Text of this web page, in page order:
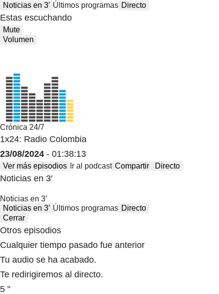
Noticias en 3′ Últimos programas Directo
Estas escuchando
Mute
Volumen
Crónica 24/7
1x24: Radio Colombia
23/08/2024 - 01:38:13
Ver más episodios Ir al podcast Compartir Directo
Noticias en 3′
Noticias en 3′
Noticias en 3′ Últimos programas Directo
Cerrar
Otros episodios
Cualquier tiempo pasado fue anterior
Tu audio se ha acabado.
Te redirigiremos al directo.
5 "